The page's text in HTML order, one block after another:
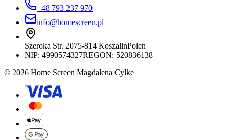
+48 793 237 970
info@homescreen.pl
Szeroka Str. 2075-814 KoszalinPolen
NIP: 4990574327REGON: 520836138
© 2026 Home Screen Magdalena Cylke